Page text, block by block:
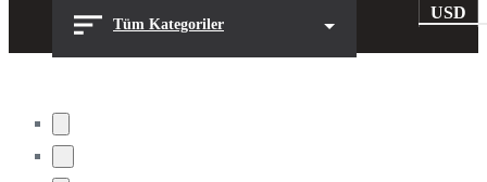
Tüm Kategoriler
USD